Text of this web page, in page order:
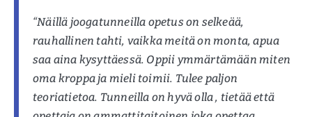
“Näillä joogatunneilla opetus on selkeää,
rauhallinen tahti, vaikka meitä on monta, apua
saa aina kysyttäessä. Oppii ymmärtämään miten
oma kroppa ja mieli toimii. Tulee paljon
teoriatietoa. Tunneilla on hyvä olla , tietää että